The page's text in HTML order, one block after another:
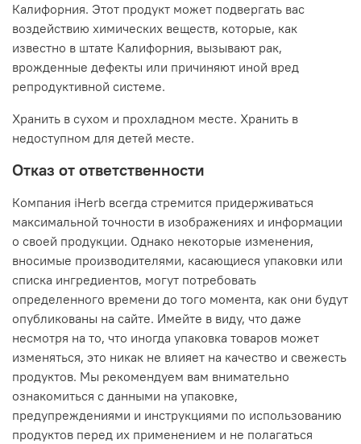
Калифорния. Этот продукт может подвергать вас
воздействию химических веществ, которые, как
известно в штате Калифорния, вызывают рак,
врожденные дефекты или причиняют иной вред
репродуктивной системе.
Хранить в сухом и прохладном месте. Хранить в
недоступном для детей месте.
Отказ от ответственности
Компания iHerb всегда стремится придерживаться
максимальной точности в изображениях и информации
о своей продукции. Однако некоторые изменения,
вносимые производителями, касающиеся упаковки или
списка ингредиентов, могут потребовать
определенного времени до того момента, как они будут
опубликованы на сайте. Имейте в виду, что даже
несмотря на то, что иногда упаковка товаров может
изменяться, это никак не влияет на качество и свежесть
продуктов. Мы рекомендуем вам внимательно
ознакомиться с данными на упаковке,
предупреждениями и инструкциями по использованию
продуктов перед их применением и не полагаться